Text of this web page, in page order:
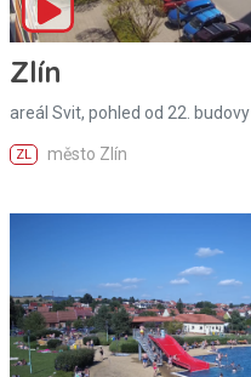
Zlín
areál Svit, pohled od 22. budovy
ZL město Zlín